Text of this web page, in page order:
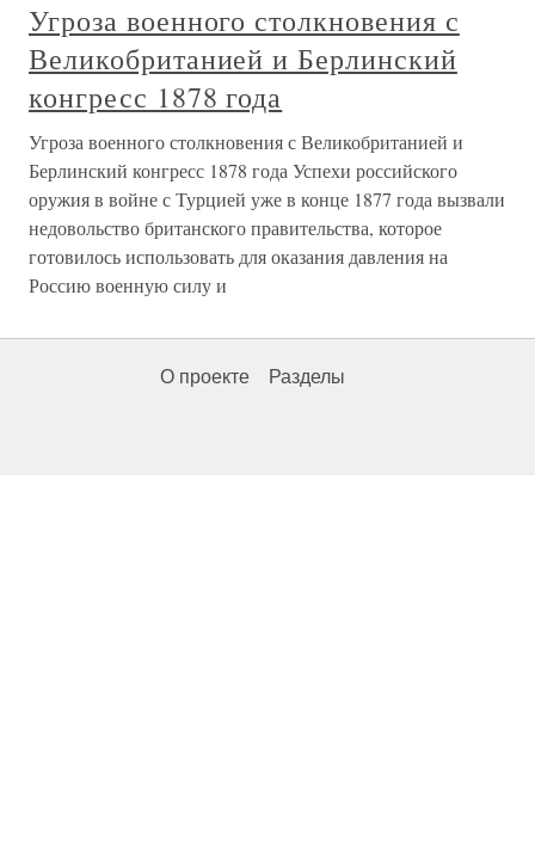
Угроза военного столкновения с
Великобританией и Берлинский
конгресс 1878 года
Угроза военного столкновения с Великобританией и
Берлинский конгресс 1878 года Успехи российского
оружия в войне с Турцией уже в конце 1877 года вызвали
недовольство британского правительства, которое
готовилось использовать для оказания давления на
Россию военную силу и
О проекте Разделы